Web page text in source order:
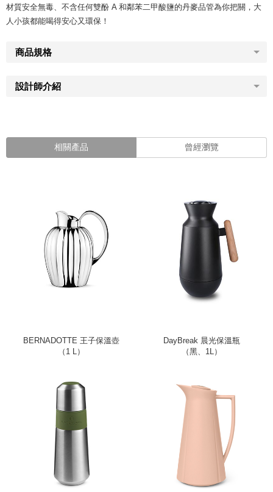
材質安全無毒、不含任何雙酚 A 和鄰苯二甲酸鹽的丹麥品管為你把關，大
人小孩都能喝得安心又環保！
商品規格
設計師介紹
相關產品 曾經瀏覽
BERNADOTTE 王子保溫壺
（1 L）
DayBreak 晨光保溫瓶
（黑、1L）